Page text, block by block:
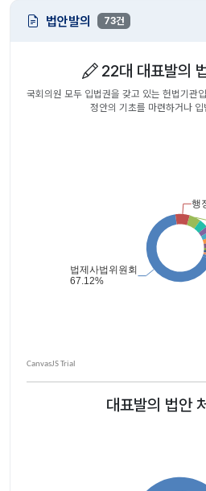
법안발의 73건
22대 대표발의
국회의원 모두 입법권을 갖고 있는 헌법기관
정안의 기초를 마련하거나
대표발의 법안